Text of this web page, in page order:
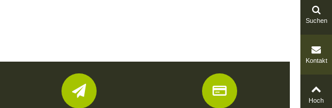
Suchen
Kontakt
Hoch